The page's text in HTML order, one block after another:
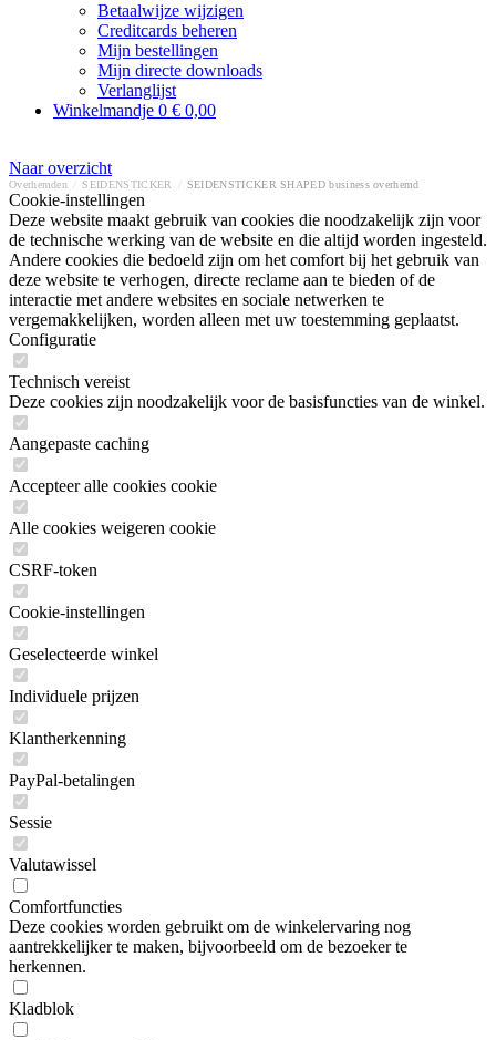
Betaalwijze wijzigen
Creditcards beheren
Mijn bestellingen
Mijn directe downloads
Verlanglijst
Winkelmandje 0 € 0,00
Naar overzicht
Overhemden SEIDENSTICKER SEIDENSTICKER SHAPED business overhemd
Cookie-instellingen
Deze website maakt gebruik van cookies die noodzakelijk zijn voor
de technische werking van de website en die altijd worden ingesteld.
Andere cookies die bedoeld zijn om het comfort bij het gebruik van
deze website te verhogen, directe reclame aan te bieden of de
interactie met andere websites en sociale netwerken te
vergemakkelijken, worden alleen met uw toestemming geplaatst.
Configuratie
Technisch vereist
Deze cookies zijn noodzakelijk voor de basisfuncties van de winkel.
Aangepaste caching
Accepteer alle cookies cookie
Alle cookies weigeren cookie
CSRF-token
Cookie-instellingen
Geselecteerde winkel
Individuele prijzen
Klantherkenning
PayPal-betalingen
Sessie
Valutawissel
Comfortfuncties
Deze cookies worden gebruikt om de winkelervaring nog
aantrekkelijker te maken, bijvoorbeeld om de bezoeker te
herkennen.
Kladblok